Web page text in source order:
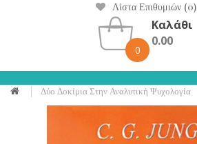
Λίστα Επιθυμιών (0)
0
Καλάθι
0.00
Δύο Δοκίμια Στην Αναλυτική Ψυχολογία